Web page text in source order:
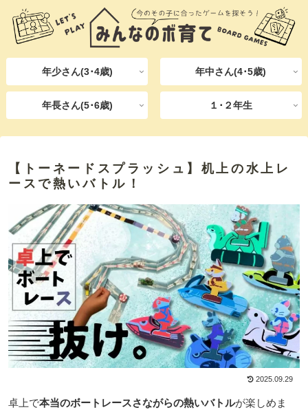
年少さん(3･4歳) 年中さん(4･5歳)
年長さん(5･6歳) １･２年生
【トーネードスプラッシュ】机上の水上レ
ースで熱いバトル！
2025.09.29
卓上で本当のボートレースさながらの熱いバトルが楽しめま